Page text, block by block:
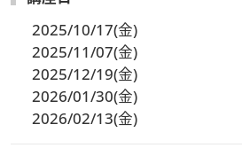
2025/10/17(金)
2025/11/07(金)
2025/12/19(金)
2026/01/30(金)
2026/02/13(金)